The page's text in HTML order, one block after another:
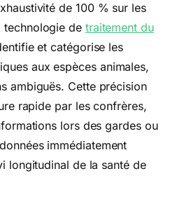
de 100 % sur les
technologie de traitement du
et catégorise les
aux espèces animales,
ambiguës. Cette précision
rapide par les confrères,
lors des gardes ou
immédiatement
longitudinal de la santé de